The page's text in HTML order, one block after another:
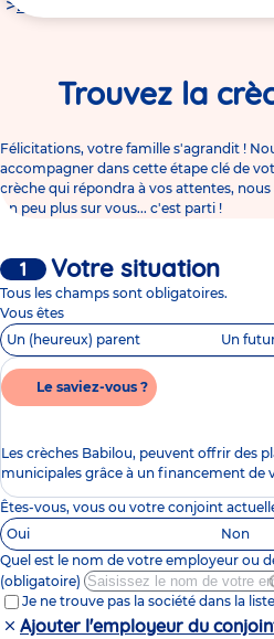
Familles
Trouvez la
Félicitations, votre famille s'agrandit !
accompagner dans cette étape clé de
crèche qui répondra à vos attentes,
un peu plus sur vous... c'est parti !
Votre situation
besoins
Tous les champs sont obligatoires.
Vous êtes
Un (heureux) parent
Un
Le saviez-vous ?
Les crèches Babilou, peuvent offrir des
municipales grâce à un financement de
Êtes-vous, vous ou votre conjoint
Oui
Non
Quel est le nom de votre employeur ou
(obligatoire)
Je ne trouve pas la société dans la liste
Ajouter l'employeur du